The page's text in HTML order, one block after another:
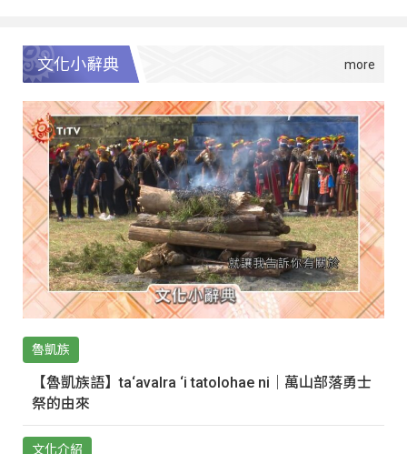
文化小辭典
魯凱族
【魯凱族語】ta‘avalra ‘i tatolohae ni｜萬山部落勇士
祭的由來
文化介紹